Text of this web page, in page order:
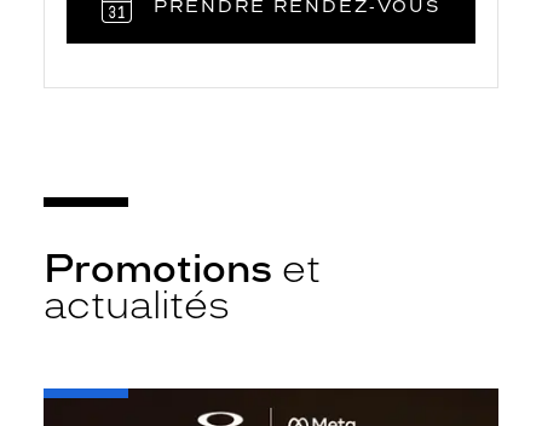
PRENDRE RENDEZ‑VOUS
Promotions et
actualités
-